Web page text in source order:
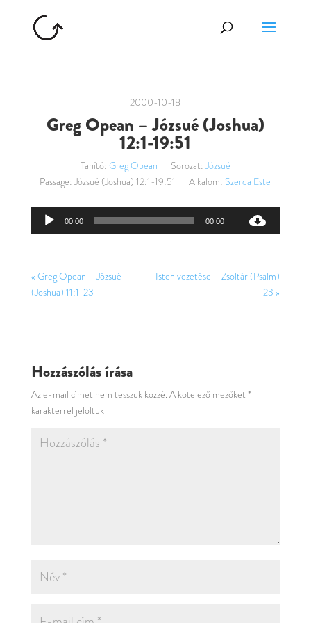
2000-10-18
Greg Opean – Józsué (Joshua)
12:1-19:51
Tanító: Greg Opean Sorozat:Józsué
Passage: Józsué (Joshua) 12:1-19:51 Alkalom: Szerda Este
Audió
00:00 00:00
« Greg Opean – Józsué
(Joshua) 11:1-23
Isten vezetése – Zsoltár (Psalm)
23 »
Hozzászólás írása
Az e-mail címet nem tesszük közzé. A kötelező mezőket *
karakterrel jelöltük